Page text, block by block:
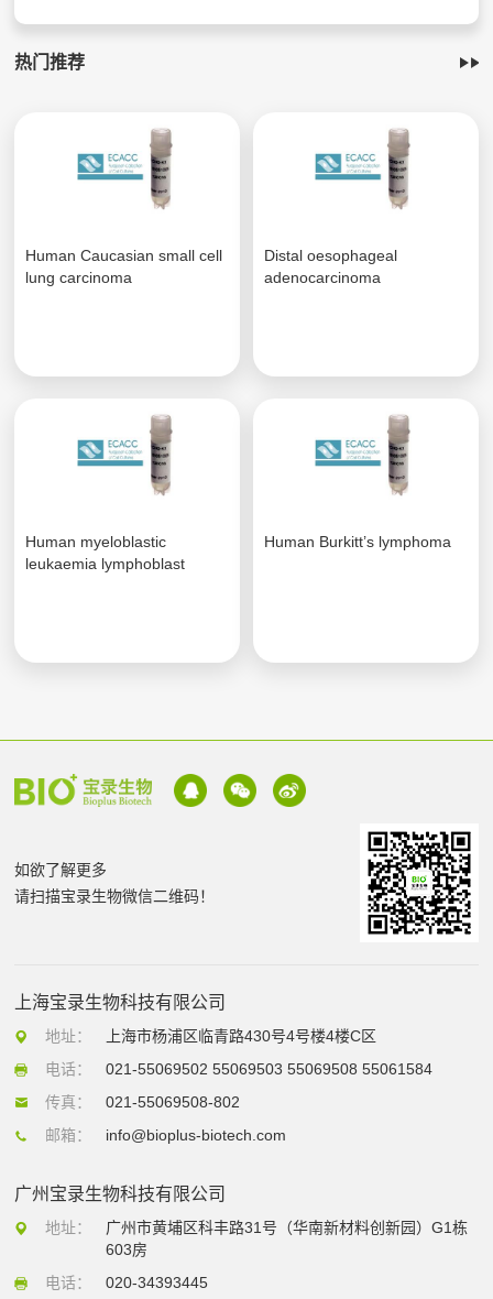
热门推荐
Human Caucasian small cell
lung carcinoma
Distal oesophageal
adenocarcinoma
Human myeloblastic
leukaemia lymphoblast
Human Burkitt’s lymphoma
如欲了解更多
请扫描宝录生物微信二维码！
上海宝录生物科技有限公司
地址：
上海市杨浦区临青路430号4号楼4楼C区
电话：
021-55069502 55069503 55069508 55061584
传真：
021-55069508-802
邮箱：
info@bioplus-biotech.com
广州宝录生物科技有限公司
地址：
广州市黄埔区科丰路31号（华南新材料创新园）G1栋
603房
电话：
020-34393445